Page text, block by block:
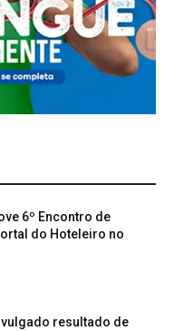
6º Encontro de
do Hoteleiro no
resultado de